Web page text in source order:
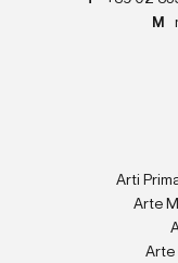
M
Arti
Arte
Arte